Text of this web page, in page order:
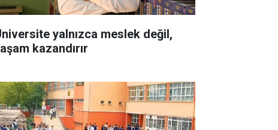
yalnızca meslek değil,
kazandırır